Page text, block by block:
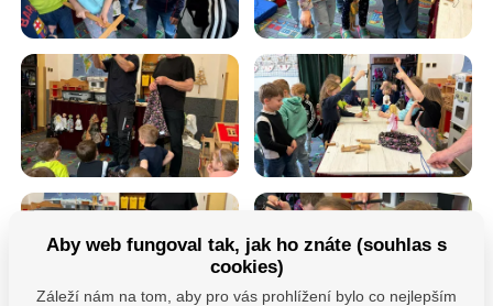
Aby web fungoval tak, jak ho znáte (souhlas s
cookies)
Záleží nám na tom, aby pro vás prohlížení bylo co nejlepším